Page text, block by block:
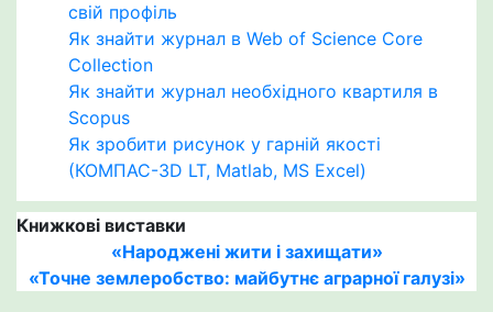
свій профіль
Як знайти журнал в Web of Science Core
Collection
Як знайти журнал необхідного квартиля в
Scopus
Як зробити рисунок у гарній якості
(КОМПАС-3D LT, Matlab, MS Excel)
Книжкові виставки
«Народжені жити і захищати»
«Точне землеробство: майбутнє аграрної галузі»